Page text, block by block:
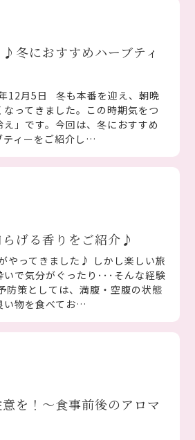
冬におすすめハーブティ
12月5日 冬も本番を迎え、朝晩
ってきました。この時期気をつ
」です。今回は、冬におすすめ
ティーをご紹介し…
げる香りをご紹介♪
やってきました♪ しかし楽しい旅
で気分がぐったり･･･そんな経験
防策としては、満腹・空腹の状態
い物を食べてお…
を！～食事前後のアロマ